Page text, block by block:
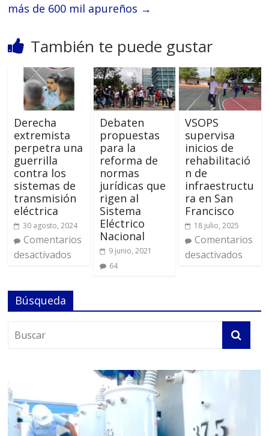
más de 600 mil apureños →
También te puede gustar
Derecha
extremista
perpetra una
guerrilla
contra los
sistemas de
transmisión
eléctrica
30 agosto, 2024
Comentarios
desactivados
Debaten
propuestas
para la
reforma de
normas
jurídicas que
rigen al
Sistema
Eléctrico
Nacional
9 junio, 2021
64
VSOPS
supervisa
inicios de
rehabilitació
n de
infraestructu
ra en San
Francisco
18 julio, 2025
Comentarios
desactivados
Búsqueda